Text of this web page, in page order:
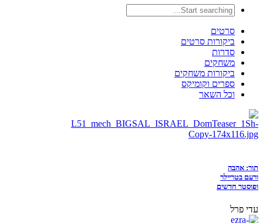
סרטים
ביקורות סרטים
סדרות
משחקים
ביקורות משחקים
ספרים וקומיקס
וכל השאר
תור: אהבה
ורעם בטריילר
ופוסטר חדשים
עדי פרל